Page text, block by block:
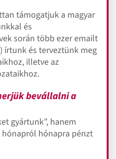
támogatjuk a magyar
és
során több ezer emailt
írtunk és terveztünk meg
illetve az
bevállalni a
gyártunk”, hanem
hónapról hónapra pénzt